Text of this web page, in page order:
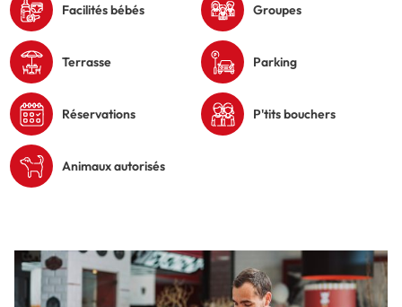
Facilités bébés Groupes
Terrasse Parking
Réservations P'tits bouchers
Animaux autorisés